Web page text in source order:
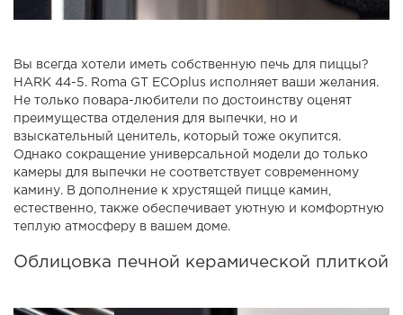
Вы всегда хотели иметь собственную печь для пиццы?
HARK 44-5. Roma GT ECOplus исполняет ваши желания.
Не только повара-любители по достоинству оценят
преимущества отделения для выпечки, но и
взыскательный ценитель, который тоже окупится.
Однако сокращение универсальной модели до только
камеры для выпечки не соответствует современному
камину. В дополнение к хрустящей пицце камин,
естественно, также обеспечивает уютную и комфортную
теплую атмосферу в вашем доме.
Облицовка печной керамической плиткой